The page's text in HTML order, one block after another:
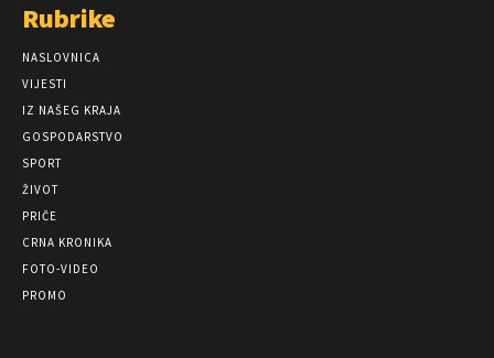
Rubrike
NASLOVNICA
VIJESTI
IZ NAŠEG KRAJA
GOSPODARSTVO
SPORT
ŽIVOT
PRIČE
CRNA KRONIKA
FOTO-VIDEO
PROMO